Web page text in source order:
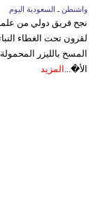
واشنطن ـ السعودية اليوم
نجح فريق دولي من
لقرون تحت الغطاء
الأ�... المزيد